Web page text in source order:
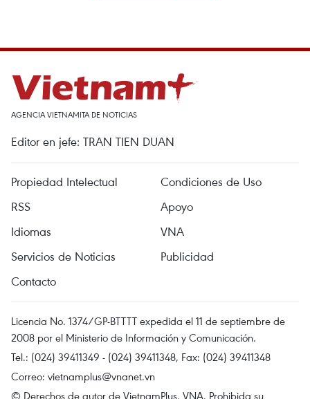
AGENCIA VIETNAMITA DE NOTICIAS
Editor en jefe: TRAN TIEN DUAN
Propiedad Intelectual
Condiciones de Uso
RSS
Apoyo
Idiomas
VNA
Servicios de Noticias
Publicidad
Contacto
Licencia No. 1374/GP-BTTTT expedida el 11 de septiembre de
2008 por el Ministerio de Información y Comunicación.
Tel.: (024) 39411349 - (024) 39411348, Fax: (024) 39411348
Correo: vietnamplus@vnanet.vn
© Derechos de autor de VietnamPlus, VNA. Prohibida su